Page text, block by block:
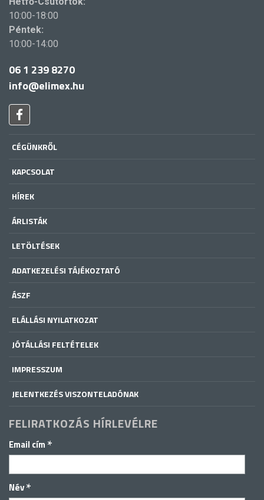
10:00-18:00
Péntek:
10:00-14:00
06 1 239 8270
info@elimex.hu
CÉGÜNKRŐL
KAPCSOLAT
HÍREK
ÁRLISTÁK
LETÖLTÉSEK
ADATKEZELÉSI TÁJÉKOZTATÓ
ÁSZF
ELÁLLÁSI NYILATKOZAT
JÓTÁLLÁSI FELTÉTELEK
IMPRESSZUM
JELENTKEZÉS VISZONTELADÓNAK
FELIRATKOZÁS HÍRLEVÉLRE
Email cím *
Név*